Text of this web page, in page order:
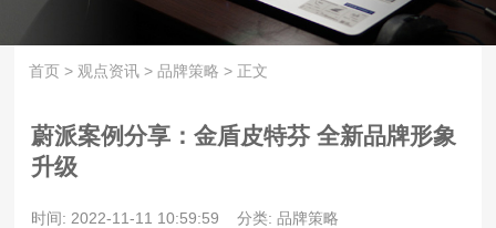
首页 > 观点资讯 >品牌策略 > 正文
蔚派案例分享：金盾皮特芬 全新品牌形象
升级
时间: 2022-11-11 10:59:59
分类: 品牌策略